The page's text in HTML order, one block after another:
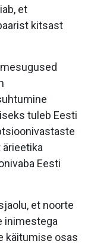
et
kitsast
tuleb Eesti
Eesti
et noorte
inimestega
käitumise osas